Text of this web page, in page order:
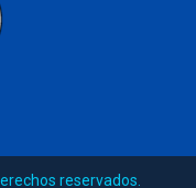
reservados.